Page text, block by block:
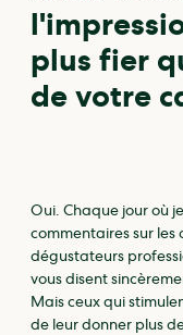
plus fier
de votre
Oui. Chaque jour où
commentaires sur
dégustateurs
vous disent
Mais ceux qui
de leur donner plus